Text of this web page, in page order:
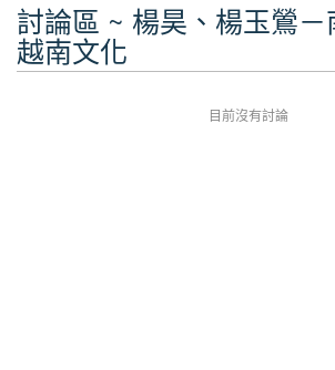
討論區 ~ 楊昊、楊玉鶯
越南文化
目前沒有討論